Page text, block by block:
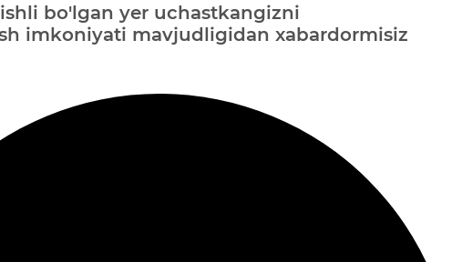
bo'lgan yer uchastkangizni
imkoniyati mavjudligidan xabardormisiz